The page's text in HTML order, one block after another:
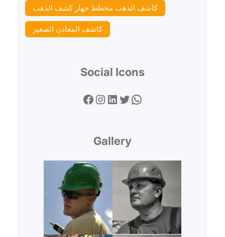
كاشف الذهب مخطط جهاز كشف الذهب
كاشف المعادن الصغير
Social Icons
Facebook Instagram LinkedIn Twitter WhatsApp
Gallery